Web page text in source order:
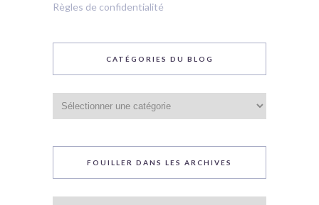
Règles de confidentialité
CATÉGORIES DU BLOG
du
blog
FOUILLER DANS LES ARCHIVES